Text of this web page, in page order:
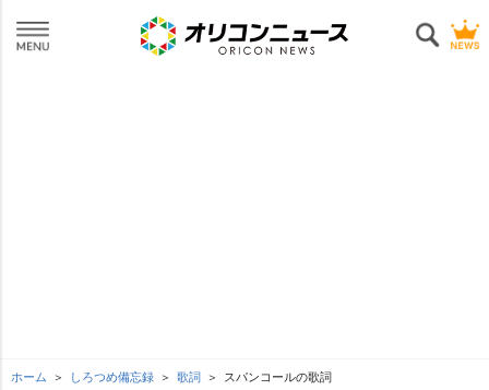
ホーム しろつめ備忘録 歌詞 スパンコールの歌詞